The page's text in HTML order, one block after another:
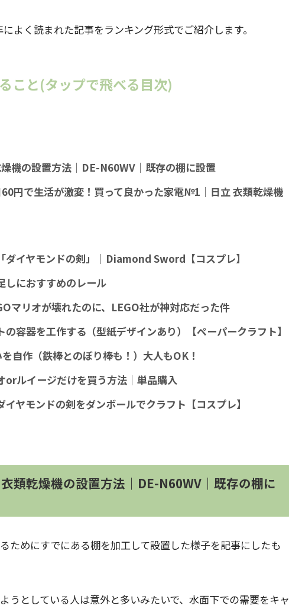
よく読まれた記事をランキング形式でご紹介します。
こと(タップで飛べる目次)
機の設置方法｜DE-N60WV｜既存の棚に設置
円で生活が激変！買って良かった家電№1｜日立 衣類乾燥機
イヤモンドの剣」｜Diamond Sword【コスプレ】
におすすめのレール
リオが壊れたのに、LEGO社が神対応だった件
容器を工作する（型紙デザインあり）【ペーパークラフト】
自作（鉄棒とのぼり棒も！）大人もOK！
ルイージだけを買う方法｜単品購入
ヤモンドの剣をダンボールでクラフト【コスプレ】
類乾燥機の設置方法｜DE-N60WV｜既存の棚に
ためにすでにある棚を加工して設置した様子を記事にしたも
うとしている人は意外と多いみたいで、水面下での需要をキャ